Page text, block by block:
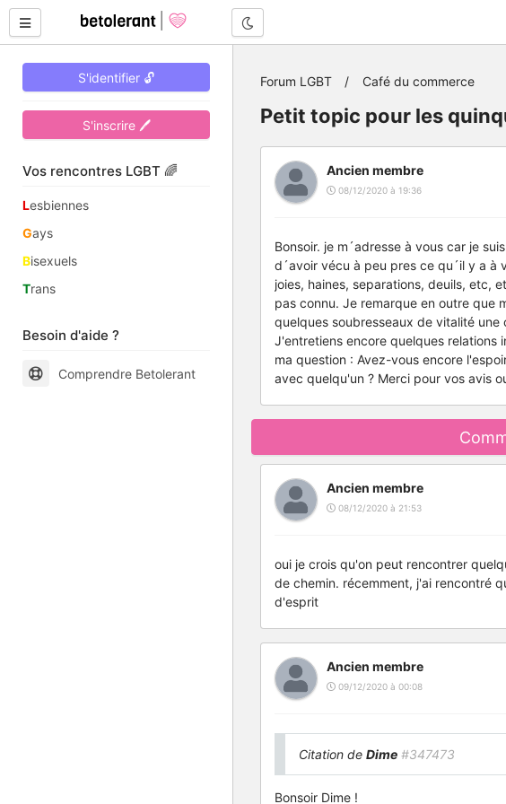
S'identifier 🔓
S'inscrire 🖊
Vos rencontres LGBT 🌈
Lesbiennes
Gays
Bisexuels
Trans
Besoin d'aide ?
Comprendre Betolerant
Forum LGBT Café du commerce
Petit topic pour les
Ancien membre
08/12/2020 à 19:36
Bonsoir. je m´adresse à vous car je
d´avoir vécu à peu pres ce qu´il y a à
joies, haines, separations, deuils, etc,
pas connu. Je remarque en outre que
quelques soubresseaux de vitalité
J'entretiens encore quelques relations
ma question : Avez-vous encore
avec quelqu'un ? Merci pour vos avis
Ancien membre
08/12/2020 à 21:53
oui je crois qu'on peut rencontrer
de chemin. récemment, j'ai rencontré
d'esprit
Ancien membre
09/12/2020 à 00:08
Citation de Dime #347473
Bonsoir Dime !